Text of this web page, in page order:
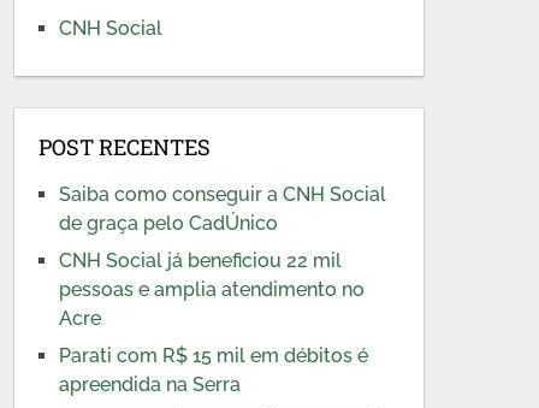
CNH Social
POST RECENTES
Saiba como conseguir a CNH Social
de graça pelo CadÚnico
CNH Social já beneficiou 22 mil
pessoas e amplia atendimento no
Acre
Parati com R$ 15 mil em débitos é
apreendida na Serra